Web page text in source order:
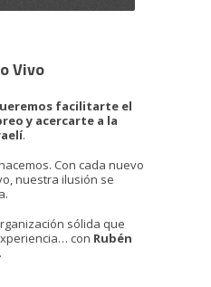
Vivo
facilitarte el
y acercarte a la
.
Con cada nuevo
nuestra ilusión se
sólida que
con Rubén